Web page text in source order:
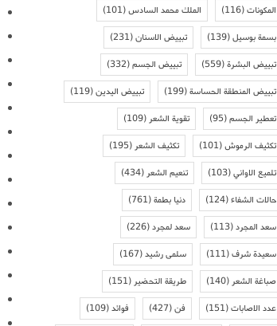
المكونات(116) الملك محمد السادس(101)
بسمة بوسيل(139) تبييض الاسنان(231)
تبييض البشرة(559) تبييض الجسم(332)
تبييض المنطقة الحساسة(199) تبييض اليدين(119)
تعطير الجسم(95) تقوية الشعر(109)
تكثيف الرموش(101) تكثيف الشعر(195)
تلميع الاواني(103) تنعيم الشعر(434)
حالات الشفاء(124) دنيا بطمة(761)
سعد المجرد(113) سعد لمجرد(226)
سعيدة شرف(111) سلمى رشيد(167)
صباغة الشعر(140) طريقة التحضير(151)
عدد الاصابات(151) فن(427) فوائد(109)